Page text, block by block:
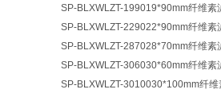
SP-BLXWLZT-199019*90mm纤维素
SP-BLXWLZT-229022*90mm纤维素
SP-BLXWLZT-287028*70mm纤维素
SP-BLXWLZT-306030*60mm纤维素
SP-BLXWLZT-3010030*100mm纤